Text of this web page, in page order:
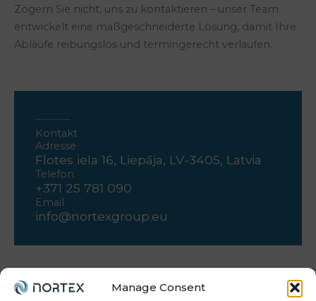
Manage Consent
Zögern Sie nicht, uns zu kontaktieren – unser Team
entwickelt eine maßgeschneiderte Lösung, damit Ihre
Abläufe reibungslos und termingerecht verlaufen.
Kontakt
Adresse
Flotes iela 16, Liepāja, LV-3405, Latvia
Telefon
+371 25 781 090
Email
info@nortexgroup.eu